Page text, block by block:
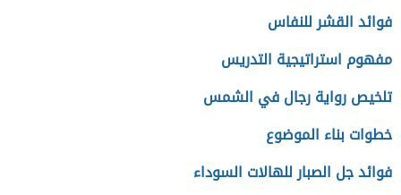
فوائد القشر للنفاس
مفهوم استراتيجية التدريس
تلخيص رواية رجال في الشمس
خطوات بناء الموضوع
فوائد جل الصبار للهالات السوداء